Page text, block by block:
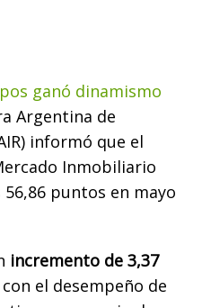
ganó dinamismo
Argentina de
informó que el
Inmobiliario
puntos en mayo
incremento de 3,37
el desempeño de